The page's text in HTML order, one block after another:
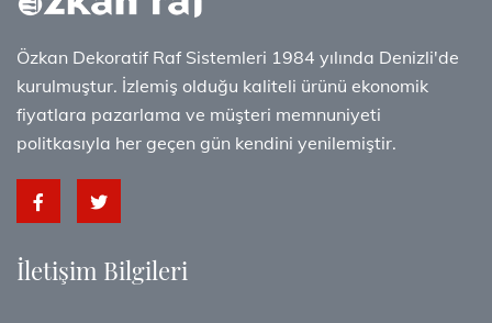
Özkan Dekoratif Raf Sistemleri 1984 yılında Denizli'de
kurulmuştur. İzlemiş olduğu kaliteli ürünü ekonomik
fiyatlara pazarlama ve müşteri memnuniyeti
politkasıyla her geçen gün kendini yenilemiştir.
İletişim Bilgileri